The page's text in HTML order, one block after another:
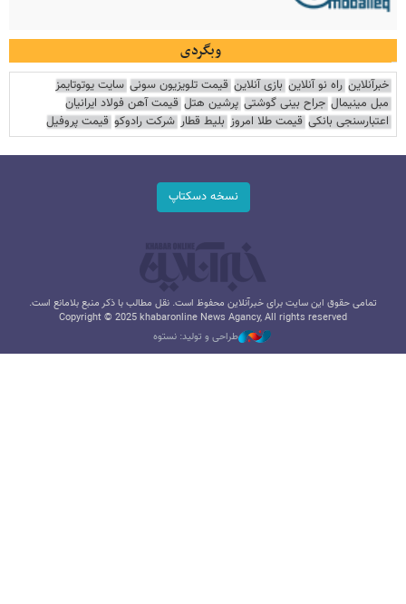
وبگردی
خبرآنلاین راه نو آنلاین بازی آنلاین قیمت تلویزیون سونی سایت یوتوتایمز
مبل مینیمال جراح بینی گوشتی پرشین هتل قیمت آهن فولاد ایرانیان
اعتبارسنجی بانکی قیمت طلا امروز بلیط قطار شرکت رادوکو قیمت پروفیل
نسخه دسکتاپ
تمامی حقوق این سایت برای خبرآنلاین محفوظ است. نقل مطالب با ذکر منبع بلامانع است.
Copyright © 2025 khabaronline News Agancy, All rights reserved
طراحی و تولید: نستوه